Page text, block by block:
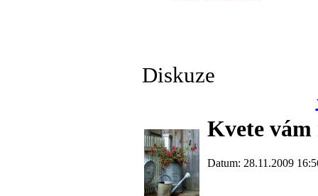
Diskuze
Kvete vám
Datum: 28.11.2009